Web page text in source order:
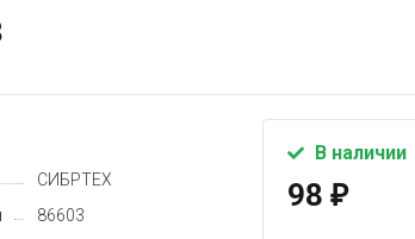
СИБРТЕХ
86603
В наличии
98 ₽